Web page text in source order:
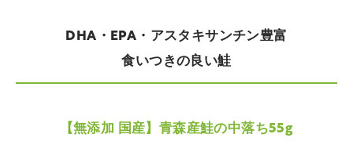
DHA・EPA・アスタキサンチン豊富
食いつきの良い鮭
【無添加 国産】青森産鮭の中落ち55g